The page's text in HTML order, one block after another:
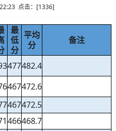
点击：[1336]
最
低
分
平均
分
备注
477482.4
467472.6
467472.5
466468.7